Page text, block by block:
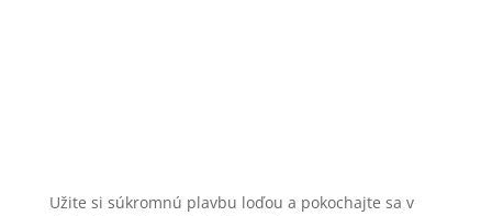
Užite si súkromnú plavbu loďou a pokochajte sa v